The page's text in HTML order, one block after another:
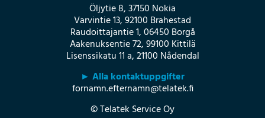
Öljytie 8, 37150 Nokia
Varvintie 13, 92100 Brahestad
Raudoittajantie 1, 06450 Borgå
Aakenuksentie 72, 99100 Kittilä
Lisenssikatu 11 a, 21100 Nådendal
► Alla kontaktuppgifter
fornamn.efternamn@telatek.fi
© Telatek Service Oy